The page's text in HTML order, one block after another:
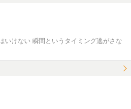
いけない 瞬間というタイミング逃がさな